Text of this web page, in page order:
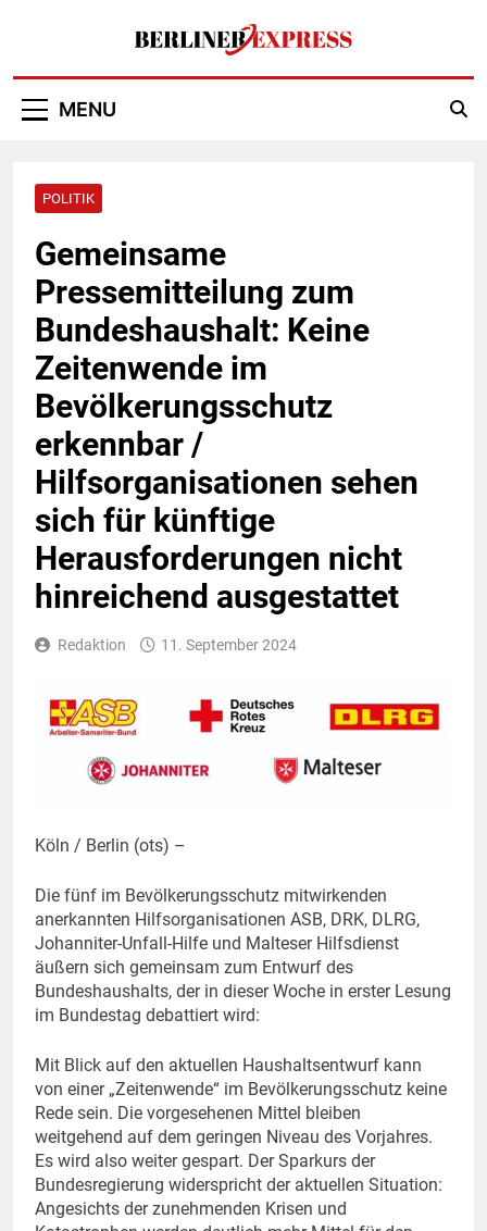
Berliner Express
MENU
POLITIK
Gemeinsame
Pressemitteilung zum
Bundeshaushalt: Keine
Zeitenwende im
Bevölkerungsschutz
erkennbar /
Hilfsorganisationen sehen
sich für künftige
Herausforderungen nicht
hinreichend ausgestattet
Redaktion 11. September 2024
Köln / Berlin (ots) –
Die fünf im Bevölkerungsschutz mitwirkenden
anerkannten Hilfsorganisationen ASB, DRK, DLRG,
Johanniter-Unfall-Hilfe und Malteser Hilfsdienst
äußern sich gemeinsam zum Entwurf des
Bundeshaushalts, der in dieser Woche in erster Lesung
im Bundestag debattiert wird:
Mit Blick auf den aktuellen Haushaltsentwurf kann
von einer „Zeitenwende“ im Bevölkerungsschutz keine
Rede sein. Die vorgesehenen Mittel bleiben
weitgehend auf dem geringen Niveau des Vorjahres.
Es wird also weiter gespart. Der Sparkurs der
Bundesregierung widerspricht der aktuellen Situation:
Angesichts der zunehmenden Krisen und